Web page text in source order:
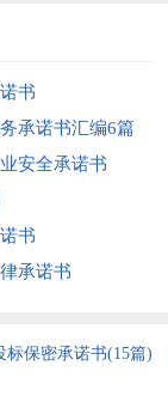
书
务承诺书汇编6篇
安全承诺书
书
承诺书
标保密承诺书(15篇)